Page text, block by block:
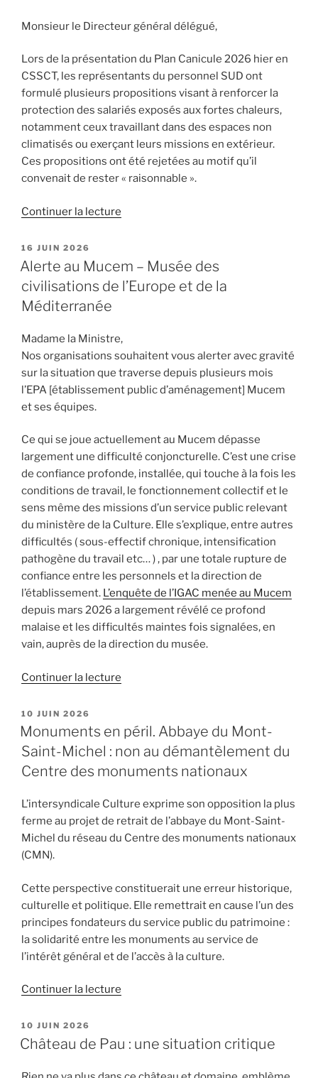
Monsieur le Directeur général délégué,
Lors de la présentation du Plan Canicule 2026 hier en
CSSCT, les représentants du personnel SUD ont
formulé plusieurs propositions visant à renforcer la
protection des salariés exposés aux fortes chaleurs,
notamment ceux travaillant dans des espaces non
climatisés ou exerçant leurs missions en extérieur.
Ces propositions ont été rejetées au motif qu’il
convenait de rester « raisonnable ».
Continuer la lecture
canicule
salarié·es
doit
être
la
PUBLIÉ
LE
16 JUIN 2026
Alerte au Mucem – Musée des
civilisations de l’Europe et de la
Méditerranée
Madame la Ministre,
Nos organisations souhaitent vous alerter avec gravité
sur la situation que traverse depuis plusieurs mois
l’EPA [établissement public d’aménagement] Mucem
et ses équipes.
Ce qui se joue actuellement au Mucem dépasse
largement une difficulté conjoncturelle. C’est une crise
de confiance profonde, installée, qui touche à la fois les
conditions de travail, le fonctionnement collectif et le
sens même des missions d’un service public relevant
du ministère de la Culture. Elle s’explique, entre autres
difficultés ( sous-effectif chronique, intensification
pathogène du travail etc… ) , par une totale rupture de
confiance entre les personnels et la direction de
l’établissement. L’enquête de l’IGAC menée au Mucem
depuis mars 2026 a largement révélé ce profond
malaise et les difficultés maintes fois signalées, en
vain, auprès de la direction du musée.
Continuer la lecture
Mucem
des
l’Europe
Méditerranée »
PUBLIÉ
LE
10 JUIN 2026
Monuments en péril. Abbaye du Mont-
Saint-Michel : non au démantèlement du
Centre des monuments nationaux
L’intersyndicale Culture exprime son opposition la plus
ferme au projet de retrait de l’abbaye du Mont-Saint-
Michel du réseau du Centre des monuments nationaux
(CMN).
Cette perspective constituerait une erreur historique,
culturelle et politique. Elle remettrait en cause l’un des
principes fondateurs du service public du patrimoine :
la solidarité entre les monuments au service de
l’intérêt général et de l’accès à la culture.
Continuer la lecture
péril.
du
PUBLIÉ
LE
10 JUIN 2026
Château de Pau : une situation critique